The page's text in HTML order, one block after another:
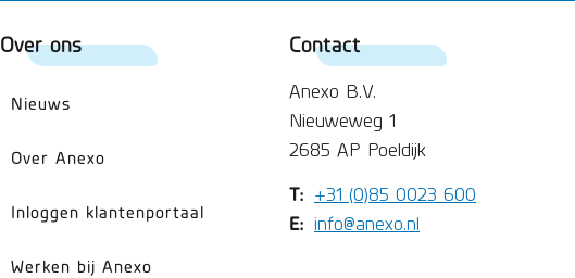
Over ons
Nieuws
Over Anexo
Inloggen klantenportaal
Werken bij Anexo
Contact
Anexo B.V.
Nieuweweg 1
2685 AP Poeldijk
T: +31 (0)85 0023 600
E: info@anexo.nl